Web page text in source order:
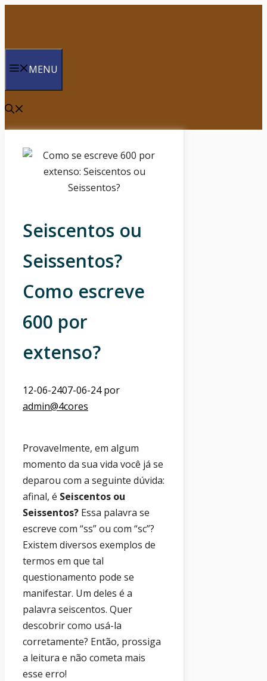
MENU
Seiscentos ou
Seissentos?
Como escreve
600 por
extenso?
12-06-2407-06-24 por
admin@4cores
Provavelmente, em algum
momento da sua vida você já se
deparou com a seguinte dúvida:
afinal, é Seiscentos ou
Seissentos? Essa palavra se
escreve com “ss” ou com “sc”?
Existem diversos exemplos de
termos em que tal
questionamento pode se
manifestar. Um deles é a
palavra seiscentos. Quer
descobrir como usá-la
corretamente? Então, prossiga
a leitura e não cometa mais
esse erro!